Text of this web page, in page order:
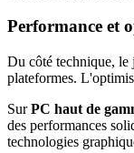
Performance et
Du côté technique, le
plateformes.
SurPC haut de
des performances
technologies